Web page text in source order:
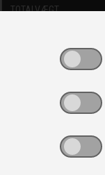
TOTALVÆGT